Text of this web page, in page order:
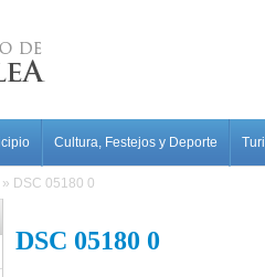
Cultura, Festejos y Deporte
» DSC 05180 0
DSC 05180 0